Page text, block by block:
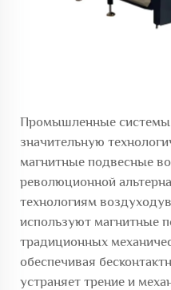
Промышленные системы
значительную
магнитные подвесные
революционной
технологиям
используют магнитные
традиционных
обеспечивая
устраняет трение и